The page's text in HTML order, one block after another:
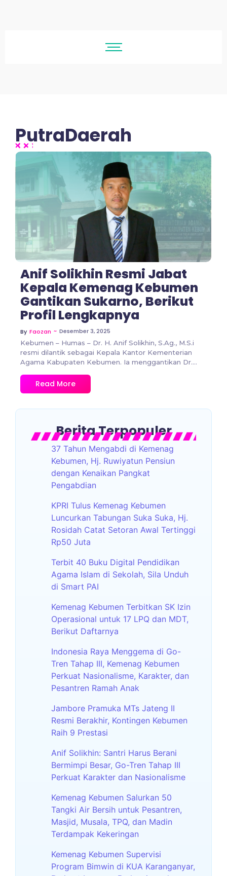
PutraDaerah
No Comments
Anif Solikhin Resmi Jabat
Kepala Kemenag Kebumen
Gantikan Sukarno, Berikut
Profil Lengkapnya
By Faozan ~ Desember 3, 2025
Kebumen – Humas – Dr. H. Anif Solikhin, S.Ag., M.S.i
resmi dilantik sebagai Kepala Kantor Kementerian
Agama Kabupaten Kebumen. Ia menggantikan Dr....
Read More
Berita Terpopuler
37 Tahun Mengabdi di Kemenag
Kebumen, Hj. Ruwiyatun Pensiun
dengan Kenaikan Pangkat
Pengabdian
KPRI Tulus Kemenag Kebumen
Luncurkan Tabungan Suka Suka, Hj.
Rosidah Catat Setoran Awal Tertinggi
Rp50 Juta
Terbit 40 Buku Digital Pendidikan
Agama Islam di Sekolah, Sila Unduh
di Smart PAI
Kemenag Kebumen Terbitkan SK Izin
Operasional untuk 17 LPQ dan MDT,
Berikut Daftarnya
Indonesia Raya Menggema di Go-
Tren Tahap III, Kemenag Kebumen
Perkuat Nasionalisme, Karakter, dan
Pesantren Ramah Anak
Jambore Pramuka MTs Jateng II
Resmi Berakhir, Kontingen Kebumen
Raih 9 Prestasi
Anif Solikhin: Santri Harus Berani
Bermimpi Besar, Go-Tren Tahap III
Perkuat Karakter dan Nasionalisme
Kemenag Kebumen Salurkan 50
Tangki Air Bersih untuk Pesantren,
Masjid, Musala, TPQ, dan Madin
Terdampak Kekeringan
Kemenag Kebumen Supervisi
Program Bimwin di KUA Karanganyar,